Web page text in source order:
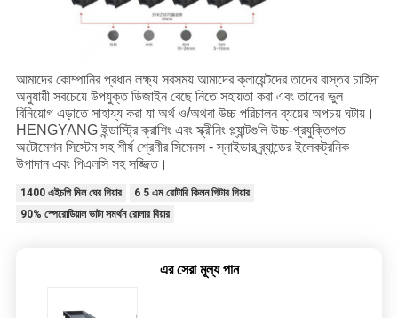
আমাদের কোম্পানির প্রধান লক্ষ্য সবসময় আমাদের ক্লায়েন্টদের তাদের বাস্তব চাহিদা
অনুযায়ী সবচেয়ে উপযুক্ত ডিজাইন বেছে নিতে সহায়তা করা এবং তাদের ভুল
বিনিয়োগ এড়াতে সাহায্য করা যা অর্থ ও/অথবা উচ্চ পরিচালন ব্যয়ের অপচয় ঘটায়।
HENGYANG ইন্ডাস্ট্রি ক্রাশিং এবং স্ক্রীনিং প্ল্যান্টগুলি উচ্চ-প্রযুক্তিগত
অটোমেশন সিস্টেম সহ শীর্ষ শ্রেণীর সিমেনস - স্নাইডার ব্র্যান্ডের ইলেকট্রনিক
উপাদান এবং পিএলসি সহ সজ্জিত।
1400 এইচপি মিল ঘের গিয়ার
6 5 এম রোটারি কিলন গিটার গিয়ার
90% স্পেরোডিয়াল ভাটা সমর্থন রোলার বিয়ার
এর সেরা মূল্য পান